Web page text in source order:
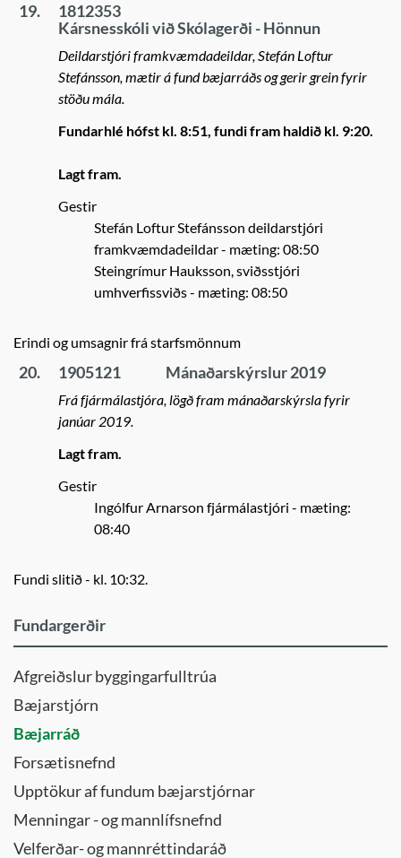
19.
1812353
Kársnesskóli við Skólagerði - Hönnun
Deildarstjóri framkvæmdadeildar, Stefán Loftur
Stefánsson, mætir á fund bæjarráðs og gerir grein fyrir
stöðu mála.
Fundarhlé hófst kl. 8:51, fundi fram haldið kl. 9:20.
Lagt fram.
Gestir
Stefán Loftur Stefánsson deildarstjóri
framkvæmdadeildar- mæting: 08:50
Steingrímur Hauksson, sviðsstjóri
umhverfissviðs- mæting: 08:50
Erindi og umsagnir frá starfsmönnum
20. 1905121 Mánaðarskýrslur 2019
Frá fjármálastjóra, lögð fram mánaðarskýrsla fyrir
janúar 2019.
Lagt fram.
Gestir
Ingólfur Arnarson fjármálastjóri - mæting:
08:40
Fundi slitið - kl. 10:32.
Fundargerðir
Afgreiðslur byggingarfulltrúa
Bæjarstjórn
Bæjarráð
Forsætisnefnd
Upptökur af fundum bæjarstjórnar
Menningar - og mannlífsnefnd
Velferðar- og mannréttindaráð